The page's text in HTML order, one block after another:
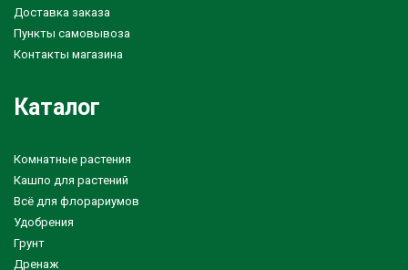
Доставка заказа
Пункты самовывоза
Контакты магазина
Каталог
Комнатные растения
Кашпо для растений
Всё для флорариумов
Удобрения
Грунт
Дренаж